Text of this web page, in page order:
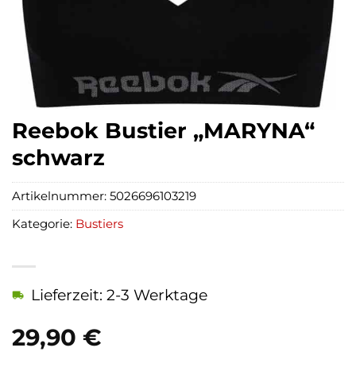
Reebok Bustier „MARYNA“
schwarz
29,90 €
Lieferzeit: 2-3 Werktage
Artikelnummer: 5026696103219
Kategorie: Bustiers